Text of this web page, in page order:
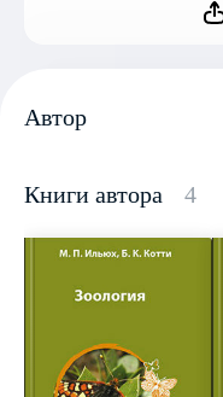
Автор
Книги автора 4